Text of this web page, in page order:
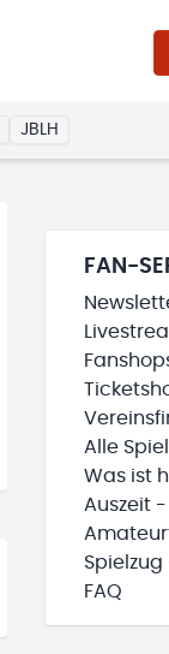
JBLH
FAN-
Alle
Was ist
Auszeit
FAQ